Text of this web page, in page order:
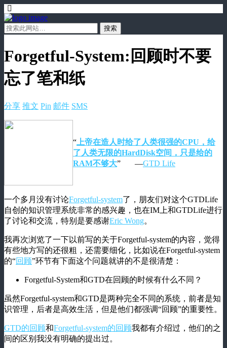
Forgetful-System:回顾时不要
忘了笔和纸
分享 推文 Pin 邮件 SMS
“ 上帝在造人时给了人类很强的CPU，给
了人类无限的HardDisk空间，只是给的
RAM不够大” —GTD Life
一个多月没有讨论Forgetful-system了，朋友们对这个GTDLife
自创的知识管理系统非常的感兴趣，也在IM上和GTDLife进行
了讨论和交流，特别是要感谢Eric Wong。
我再次浏览了一下以前写的关于Forgetful-system的内容，觉得
有些地方写的还很粗，还需要细化，比如说在Forgetful-system
的“回顾”环节有下面这个问题就讲的不是很清楚：
Forgetful-System和GTD在回顾的时候有什么不同？
虽然Forgetful-system和GTD是两种完全不同的系统，前者是知
识管理，后者是高效生活，但是他们都强调“回顾”的重要性。
GTD的回顾和Forgetful-system的回顾我都有介绍过，他们的之
间的区别我没有明确的提出过。